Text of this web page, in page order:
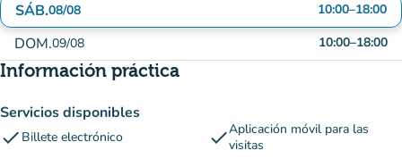
SÁB.08/08 10:00–18:00
DOM.09/08 10:00–18:00
Información práctica
Servicios disponibles
check Billete electrónico checkAplicación móvil para las
visitas